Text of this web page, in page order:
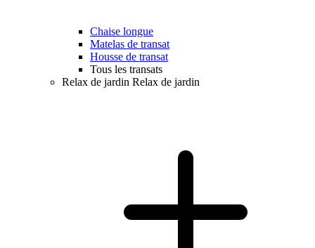
Chaise longue
Matelas de transat
Housse de transat
Tous les transats
Relax de jardin Relax de jardin